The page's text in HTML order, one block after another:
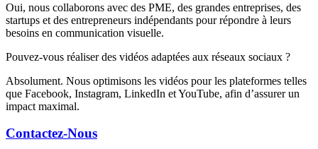
Oui, nous collaborons avec des PME, des grandes entreprises, des
startups et des entrepreneurs indépendants pour répondre à leurs
besoins en communication visuelle.
Pouvez-vous réaliser des vidéos adaptées aux réseaux sociaux ?
Absolument. Nous optimisons les vidéos pour les plateformes telles
que Facebook, Instagram, LinkedIn et YouTube, afin d’assurer un
impact maximal.
Contactez-Nous